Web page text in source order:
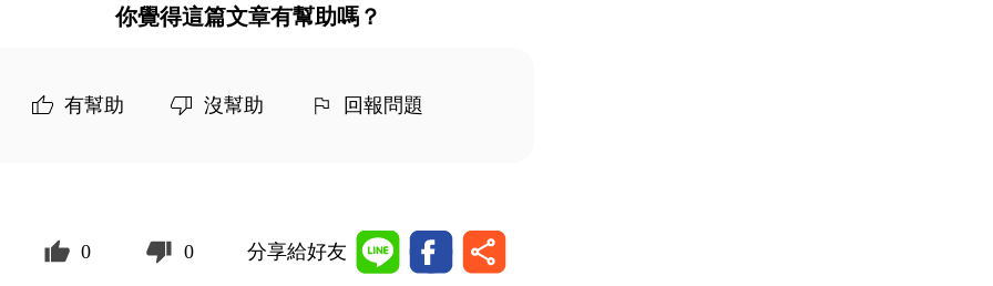
你覺得這篇文章有幫助嗎？
有幫助 沒幫助 回報問題
0 0 分享給好友